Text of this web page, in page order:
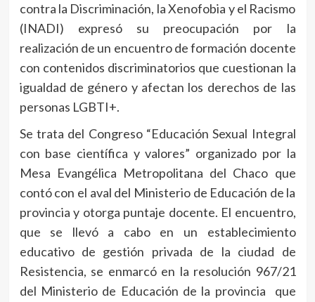
contra la Discriminación, la Xenofobia y el Racismo
(INADI) expresó su preocupación por la
realización de un encuentro de formación docente
con contenidos discriminatorios que cuestionan la
igualdad de género y afectan los derechos de las
personas LGBTI+.
Se trata del Congreso “Educación Sexual Integral
con base científica y valores” organizado por la
Mesa Evangélica Metropolitana del Chaco que
contó con el aval del Ministerio de Educación de la
provincia y otorga puntaje docente. El encuentro,
que se llevó a cabo en un establecimiento
educativo de gestión privada de la ciudad de
Resistencia, se enmarcó en la resolución 967/21
del Ministerio de Educación de la provincia que